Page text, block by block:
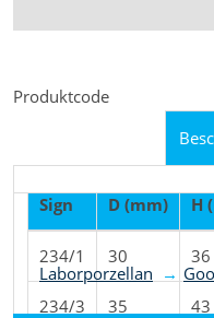
Produktcode
Sign D (mm) H
234/1 30 36
234/3 35 43
Produkt nach
Laborporzellan